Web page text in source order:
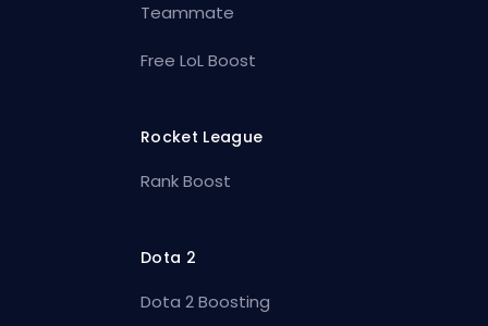
Teammate
Free LoL Boost
Rocket League
Rank Boost
Dota 2
Dota 2 Boosting